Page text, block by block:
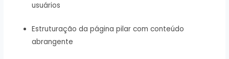
usuários
Estruturação da página pilar com conteúdo
abrangente